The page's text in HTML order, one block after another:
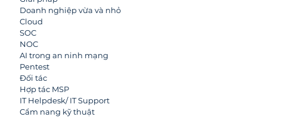
Doanh nghiệp vừa và nhỏ
Cloud
SOC
NOC
AI trong an ninh mạng
Pentest
Đối tác
Hợp tác MSP
IT Helpdesk/ IT Support
Cẩm nang kỹ thuật